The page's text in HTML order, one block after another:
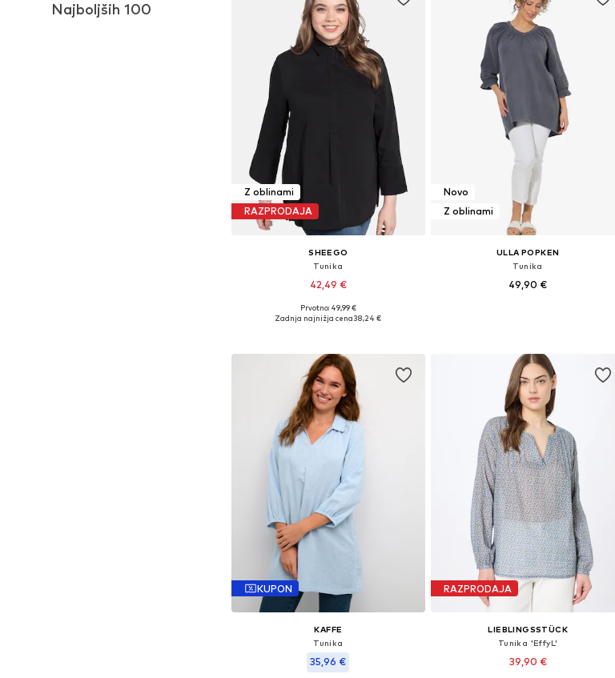
Najboljših 100
Z oblinami
RAZPRODAJA
SHEEGO
Tunika
42,49 €
Prvotno: 49,99 €
Zadnja najnižja cena38,24 €
Novo
Z oblinami
ULLA POPKEN
Tunika
49,90 €
KUPON
KAFFE
Tunika
35,96 €
RAZPRODAJA
LIEBLINGSSTÜCK
Tunika 'EffyL'
39,90 €